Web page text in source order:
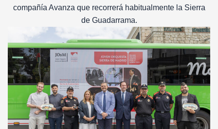
compañía Avanza que recorrerá habitualmente la Sierra
de Guadarrama.